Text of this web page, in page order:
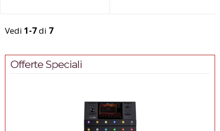
Vedi 1-7di 7
Offerte Speciali